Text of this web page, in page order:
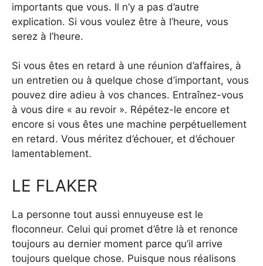
importants que vous. Il n’y a pas d’autre
explication. Si vous voulez être à l’heure, vous
serez à l’heure.
Si vous êtes en retard à une réunion d’affaires, à
un entretien ou à quelque chose d’important, vous
pouvez dire adieu à vos chances. Entraînez-vous
à vous dire « au revoir ». Répétez-le encore et
encore si vous êtes une machine perpétuellement
en retard. Vous méritez d’échouer, et d’échouer
lamentablement.
LE FLAKER
La personne tout aussi ennuyeuse est le
floconneur. Celui qui promet d’être là et renonce
toujours au dernier moment parce qu’il arrive
toujours quelque chose. Puisque nous réalisons